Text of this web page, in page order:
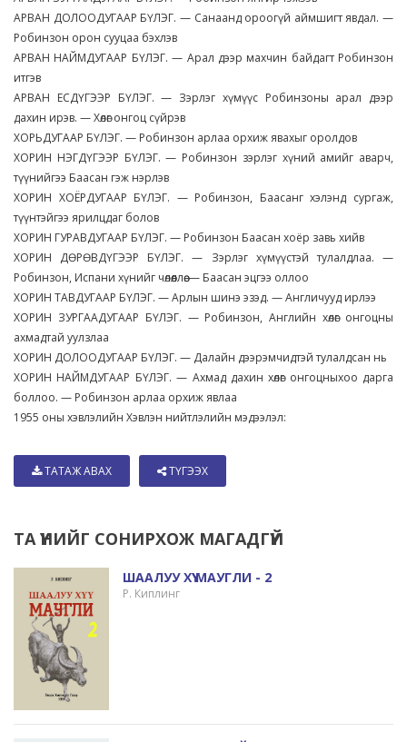
АРВАН ДОЛООДУГААР БҮЛЭГ. — Санаанд ороогүй аймшигт явдал. —
Робинзон орон сууцаа бэхлэв
АРВАН НАЙМДУГААР БҮЛЭГ. — Арал дээр махчин байдагт Робинзон
итгэв
АРВАН ЕСДҮГЭЭР БҮЛЭГ. — Зэрлэг хүмүүс Робинзоны арал дээр
дахин ирэв. — Хөлөг онгоц сүйрэв
ХОРЬДУГААР БҮЛЭГ. — Робинзон арлаа орхиж явахыг оролдов
ХОРИН НЭГДҮГЭЭР БҮЛЭГ. — Робинзон зэрлэг хүний амийг аварч,
түүнийгээ Баасан гэж нэрлэв
ХОРИН ХОЁРДУГААР БҮЛЭГ. — Робинзон, Баасанг хэлэнд сургаж,
түүнтэйгээ ярилцдаг болов
ХОРИН ГУРАВДУГААР БҮЛЭГ. — Робинзон Баасан хоёр завь хийв
ХОРИН ДӨРӨВДҮГЭЭР БҮЛЭГ. — Зэрлэг хүмүүстэй тулалдлаа. —
Робинзон, Испани хүнийг чөлөөллөө. — Баасан эцгээ оллоо
ХОРИН ТАВДУГААР БҮЛЭГ. — Арлын шинэ эзэд. — Англичууд ирлээ
ХОРИН ЗУРГААДУГААР БҮЛЭГ. — Робинзон, Английн хөлөг онгоцны
ахмадтай уулзлаа
ХОРИН ДОЛООДУГААР БҮЛЭГ. — Далайн дээрэмчидтэй тулалдсан нь
ХОРИН НАЙМДУГААР БҮЛЭГ. — Ахмад дахин хөлөг онгоцныхоо дарга
боллоо. — Робинзон арлаа орхиж явлаа
1955 оны хэвлэлийн Хэвлэн нийтлэлийн мэдээлэл:
ТАТАЖ АВАХ ТҮГЭЭХ
ТА ҮҮНИЙГ СОНИРХОЖ МАГАДГҮЙ
ШААЛУУ ХҮҮ МАУГЛИ - 2
Р. Киплинг